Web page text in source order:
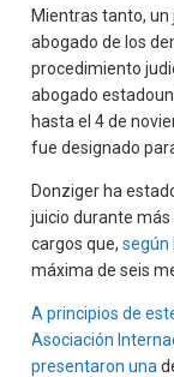
Mientras tanto, un
abogado de los
procedimiento
abogado
hasta el 4 de
fue designado
Donziger ha
juicio durante más
cargos que,según
máxima de seis
A principios de
Asociación
presentaron una